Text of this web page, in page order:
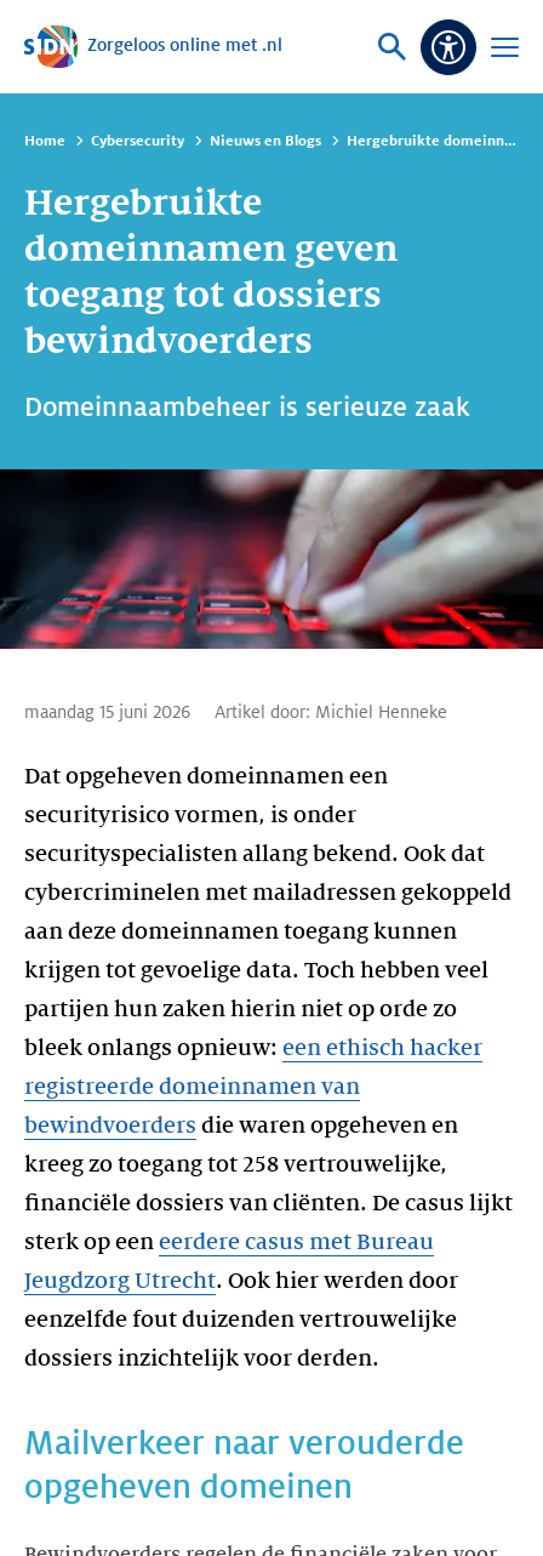
Sla navigatie over
Zorgeloos online met .nl
Vraag
Open
Home Cybersecurity Nieuws en Blogs Hergebruikte domeinnamen geven toegang tot dossiers bewindvoerders
Hergebruikte
domeinnamen geven
toegang tot dossiers
bewindvoerders
Domeinnaambeheer is serieuze zaak
maandag 15 juni 2026 Artikel door: Michiel Henneke
Dat opgeheven domeinnamen een
securityrisico vormen, is onder
securityspecialisten allang bekend. Ook dat
cybercriminelen met mailadressen gekoppeld
aan deze domeinnamen toegang kunnen
krijgen tot gevoelige data. Toch hebben veel
partijen hun zaken hierin niet op orde zo
bleek onlangs opnieuw: een ethisch hacker
registreerde domeinnamen van
bewindvoerders die waren opgeheven en
kreeg zo toegang tot 258 vertrouwelijke,
financiële dossiers van cliënten. De casus lijkt
sterk op een eerdere casus met Bureau
Jeugdzorg Utrecht. Ook hier werden door
eenzelfde fout duizenden vertrouwelijke
dossiers inzichtelijk voor derden.
Mailverkeer naar verouderde
opgeheven domeinen